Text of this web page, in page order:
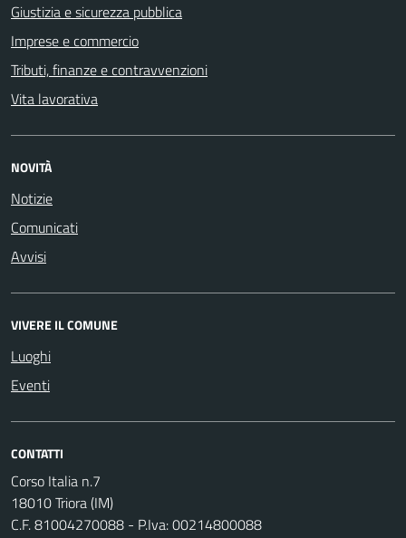
Giustizia e sicurezza pubblica
Imprese e commercio
Tributi, finanze e contravvenzioni
Vita lavorativa
NOVITÀ
Notizie
Comunicati
Avvisi
VIVERE IL COMUNE
Luoghi
Eventi
CONTATTI
Corso Italia n.7
18010 Triora (IM)
C.F. 81004270088 - P.Iva: 00214800088